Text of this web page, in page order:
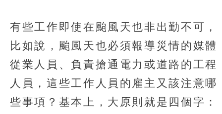
有些工作即使在颱風天也非出勤不可，
比如說，颱風天也必須報導災情的媒體
從業人員、負責搶通電力或道路的工程
人員，這些工作人員的雇主又該注意哪
些事項？基本上，大原則就是四個字：